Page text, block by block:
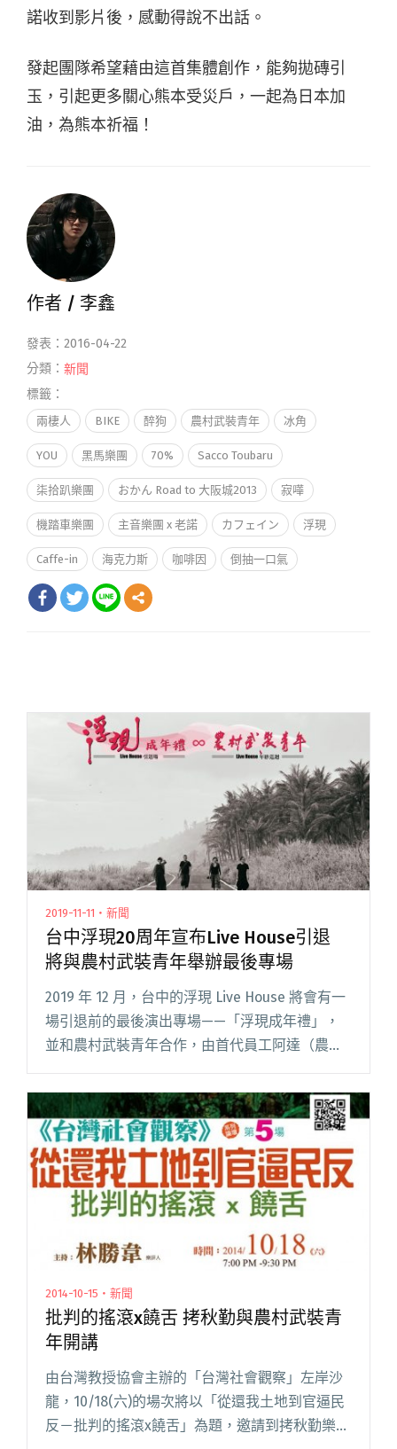
諾收到影片後，感動得說不出話。
發起團隊希望藉由這首集體創作，能夠拋磚引
玉，引起更多關心熊本受災戶，一起為日本加
油，為熊本祈福！
作者 / 李鑫
發表：2016-04-22
分類： 新聞
標籤：
兩棲人 BIKE 醉狗 農村武裝青年 冰角
YOU 黑馬樂團 70% Sacco Toubaru
柒拾趴樂團 おかん Road to 大阪城2013 寂嘩
機踏車樂團 主音樂團 x 老諾 カフェイン 浮現
Caffe-in 海克力斯 咖啡因 倒抽一口氣
2019-11-11・新聞
台中浮現20周年宣布Live House引退
將與農村武裝青年舉辦最後專場
2019 年 12 月，台中的浮現 Live House 將會有一
場引退前的最後演出專場——「浮現成年禮」，
並和農村武裝青年合作，由首代員工阿達（農村
武裝青年主唱、吉他手、詞曲創作者）代表回來
和大家相聚，向浮現這個空間的樂迷朋友好好道
別。不閱讀全文 "台中浮現20周年宣布Live
House引退 將與農村武裝青年舉辦最後專場"
2014-10-15・新聞
批判的搖滾x饒舌 拷秋勤與農村武裝青
年開講
由台灣教授協會主辦的「台灣社會觀察」左岸沙
龍，10/18(六)的場次將以「從還我土地到官逼民
反－批判的搖滾x饒舌」為題，邀請到拷秋勤樂團